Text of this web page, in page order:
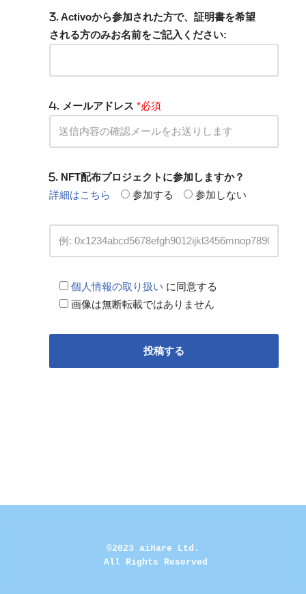
. Activoから参加された方で、証明書を希望
される方のみお名前をご記入ください:
. メールアドレス *必須
. NFT配布プロジェクトに参加しますか？
詳細はこちら
参加する 参加しない
個人情報の取り扱い に同意する
画像は無断転載ではありません
©2023 aiHare Ltd.
All Rights Reserved